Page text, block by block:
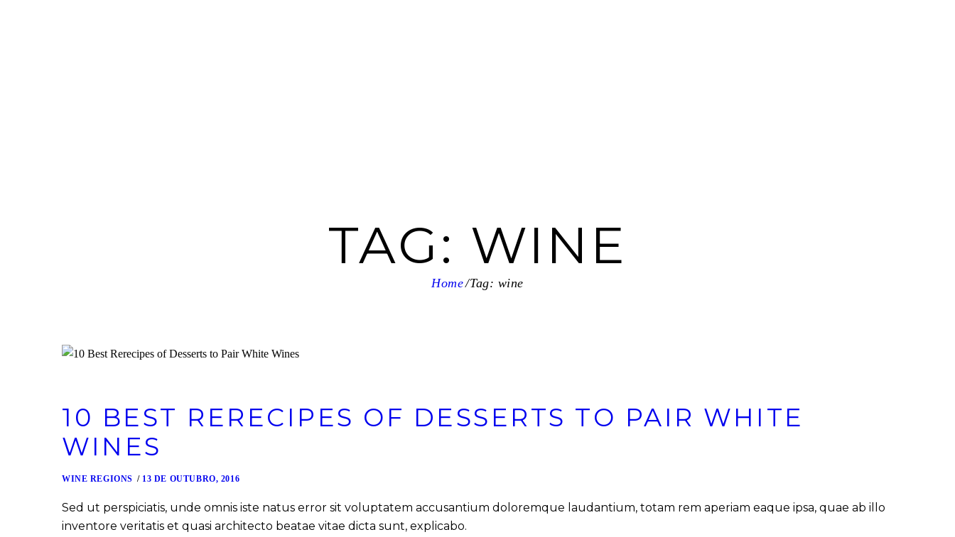
TAG: WINE
Home Tag: wine
10 BEST RERECIPES OF DESSERTS TO PAIR WHITE
WINES
WINE REGIONS 13 DE OUTUBRO, 2016
Sed ut perspiciatis, unde omnis iste natus error sit voluptatem accusantium doloremque laudantium, totam rem aperiam eaque ipsa, quae ab illo
inventore veritatis et quasi architecto beatae vitae dicta sunt, explicabo.